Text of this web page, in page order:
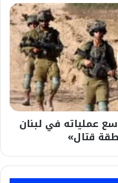
عملياته في لبنان
قتال»